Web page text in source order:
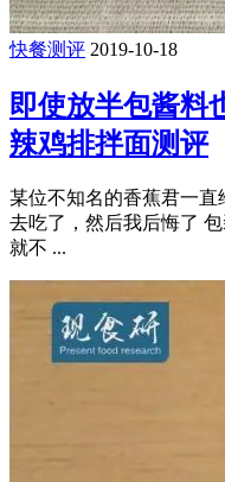
快餐测评 2019-10-18
即使放半包酱料
辣鸡排拌面测评
某位不知名的香蕉君一
去吃了，然后我后悔了
就不 ...